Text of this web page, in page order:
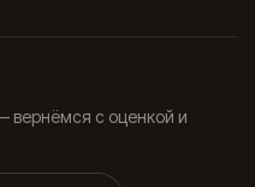
вернёмся с оценкой и